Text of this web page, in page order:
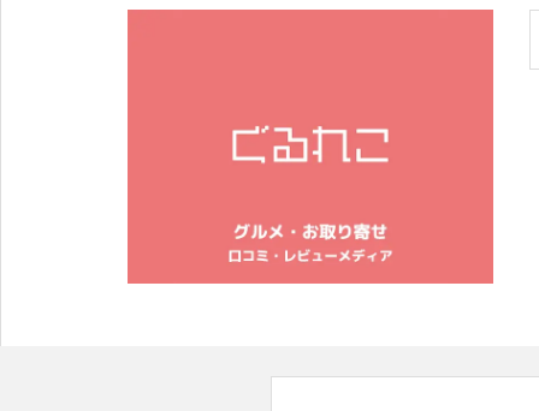
2024年春夏の新作オリジナルスマホケースは「紫陽花」